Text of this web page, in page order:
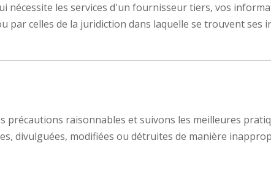
nécessite les services d'un fournisseur tiers, vos
par celles de la juridiction dans laquelle se trouvent ses
raisonnables et suivons les meilleures
divulguées, modifiées ou détruites de manière